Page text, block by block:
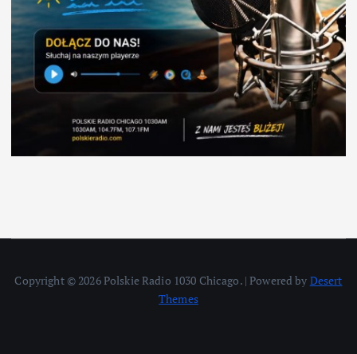
Copyright © 2026 Polskie Radio 1030 Chicago. | Powered by Desert
Themes